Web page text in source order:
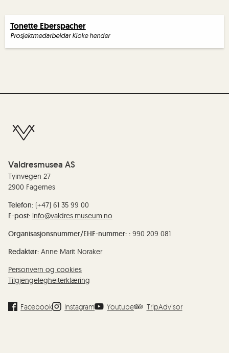
Tonette Eberspacher
Prosjektmedarbeidar Kloke hender
Valdresmusea AS
Tyinvegen 27
2900 Fagernes
Telefon: (+47) 61 35 99 00
E-post: info@valdres.museum.no
Organisasjonsnummer/EHF-nummer: : 990 209 081
Redaktør: Anne Marit Noraker
Personvern og cookies
Tilgjengelegheiterklæring
Facebook Instagram Youtube TripAdvisor